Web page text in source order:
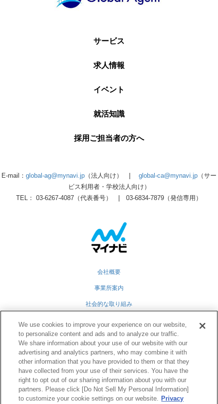
サービス
求人情報
イベント
就活知識
採用ご担当者の方へ
E-mail： global-ag@mynavi.jp （法人向け） | global-ca@mynavi.jp （サー
ビス利用者・学校法人向け）
TEL： 03-6267-4087（代表番号） | 03-6834-7879（発信専用）
会社概要
事業所案内
社会的な取り組み
グループ会社
個人情報保護方針
業務運営規定
TwitterFacebook
RSS
We use cookies to improve your experience on our website,
to personalize content and ads and to analyze our traffic.
We share information about your use of our website with our
advertising and analytics partners, who may combine it with
other information that you have provided to them or that they
have collected from your use of their services. You have the
right to opt out of our sharing information about you with our
partners. Please click [Do Not Sell My Personal Information]
to customize your cookie settings on our website. Privacy